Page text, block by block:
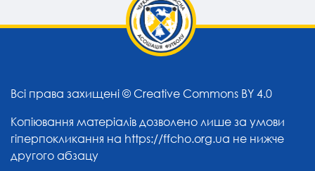
Всі права захищені © Creative Commons BY 4.0
Копіювання матеріалів дозволено лише за умови
гіперпокликання на https://ffcho.org.ua не нижче
другого абзацу